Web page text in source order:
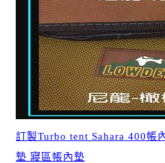
訂製Turbo tent Sahara 400帳
墊 寢區帳內墊